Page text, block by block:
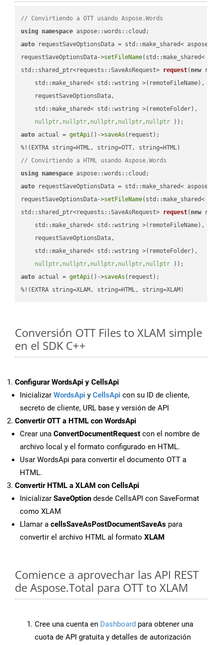
// Convirtiendo a OTT usando Aspose.Words
using namespace
auto requestSaveOptionsData = std::make_shared<
requestSaveOptionsData->setFileName(std::make_shared<
std::shared_ptr<requests::SaveAsRequest> request( new
    std::make_shared< std::wstring >(remoteFileName),
    requestSaveOptionsData,
    std::make_shared< std::wstring >(remoteFolder),
nullptr, nullptr, nullptr, nullptr, nullptr ))
auto actual = getApi()->saveAs (request);
// Convirtiendo a HTML usando Aspose.Words
using namespace
auto requestSaveOptionsData = std::make_shared<
requestSaveOptionsData->setFileName(std::make_shared<
std::shared_ptr<requests::SaveAsRequest> request( new
    std::make_shared< std::wstring >(remoteFileName),
    requestSaveOptionsData,
    std::make_shared< std::wstring >(remoteFolder),
nullptr, nullptr, nullptr, nullptr, nullptr ))
auto actual = getApi()->saveAs (request);
%!(EXTRA string=XLAM, string=HTML, string=XLAM)
Conversión OTT Files to XLAM simple
en el SDK C++
Configurar WordsApi y CellsApi
Inicializar WordsApi y CellsApi con su ID de cliente,
secreto de cliente, URL base y versión de API
Convertir OTT a HTML con WordsApi
Crear una ConvertDocumentRequest con el nombre de
archivo local y el formato configurado en HTML.
Usar WordsApi para convertir el documento OTT a
HTML.
Convertir HTML a XLAM con CellsApi
Inicializar SaveOption desde CellsAPI con SaveFormat
como XLAM
Llamar a cellsSaveAsPostDocumentSaveAs para
convertir el archivo HTML al formato XLAM
Comience a aprovechar las API REST
de Aspose.Total para OTT to XLAM
Cree una cuenta en Dashboard para obtener una
cuota de API gratuita y detalles de autorización